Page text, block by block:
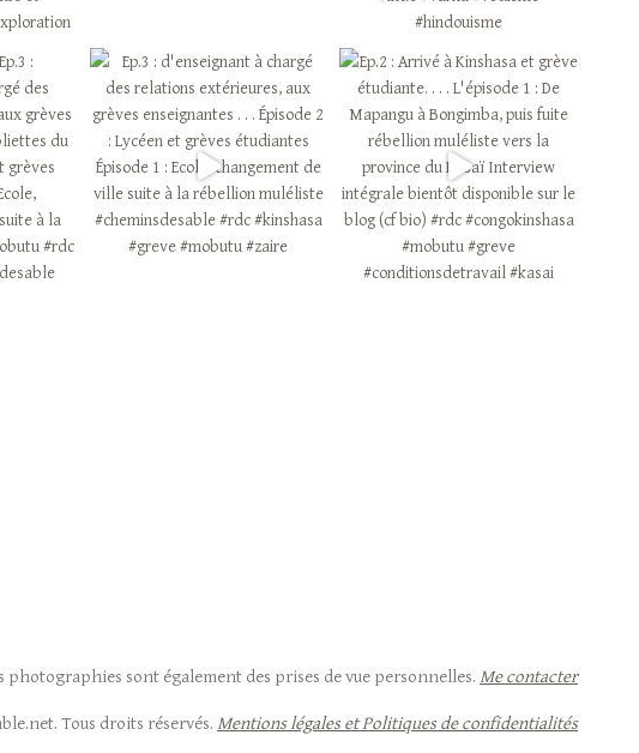
sont également des prises de vue personnelles.Me contacter
Tous droits réservés.Mentions légales et Politiques de confidentialités